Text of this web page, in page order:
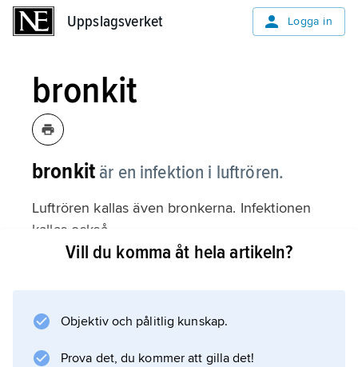
Uppslagsverket Logga in
bronkit
bronkit är en infektion i luftrören.
Luftrören kallas även bronkerna. Infektionen
kallas också
luftrörskatarr
Vill du komma åt hela artikeln?
Objektiv och pålitlig kunskap.
Prova det, du kommer att gilla det!